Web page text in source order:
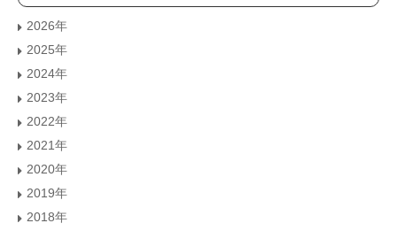
2026年
2025年
2024年
2023年
2022年
2021年
2020年
2019年
2018年